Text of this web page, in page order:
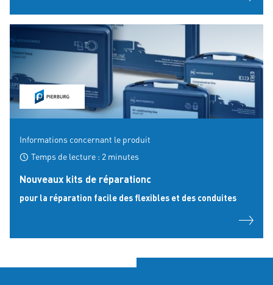
Informations concernant le produit
Temps de lecture : 2 minutes
Nouveaux kits de réparationc
pour la réparation facile des flexibles et des conduites